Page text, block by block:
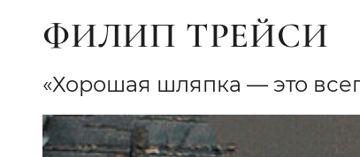
ФИЛИП ТРЕЙСИ
«Хорошая шляпка — это